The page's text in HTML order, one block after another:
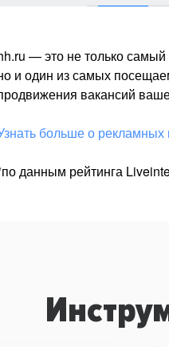
— это не только
и один из самых
вакансий
больше о рекламных
данным рейтинга